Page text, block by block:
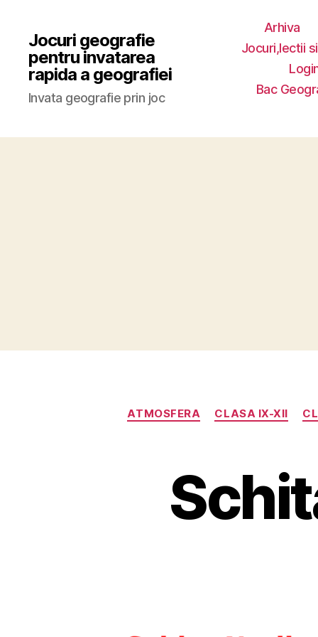
Jocuri geografie
pentru invatarea
rapida a geografiei
Invata geografie prin joc
Arhiva
Jocuri,lectii
Bac
ATMOSFERA CLASA IX-XII